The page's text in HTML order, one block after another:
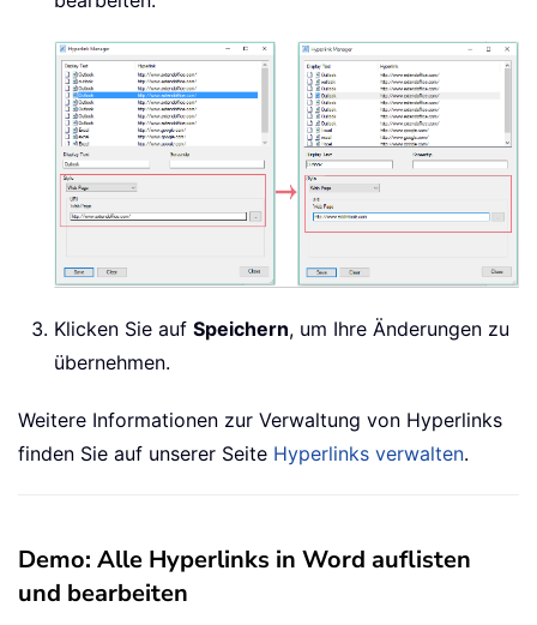
Klicken Sie auf Speichern, um Ihre Änderungen zu
übernehmen.
Weitere Informationen zur Verwaltung von Hyperlinks
finden Sie auf unserer Seite Hyperlinks verwalten.
Demo: Alle Hyperlinks in Word auflisten
und bearbeiten